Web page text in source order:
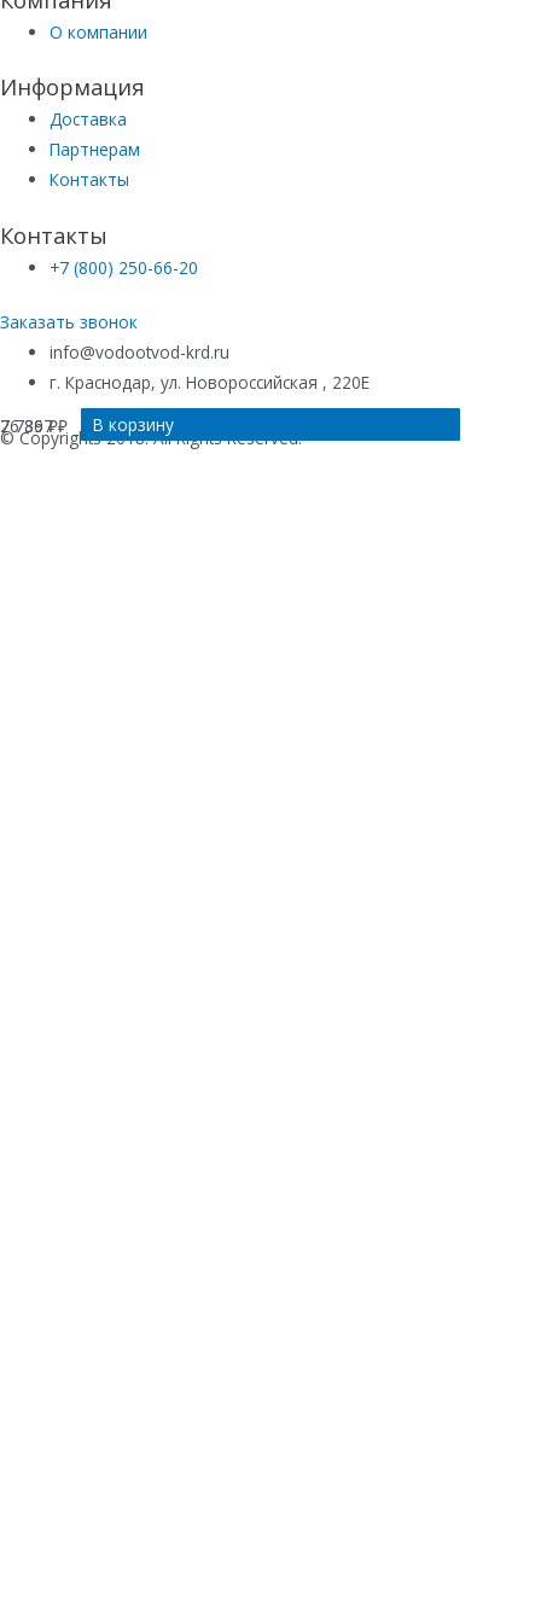
26 367₽ В корзину
Подробнее
Подробнее
7 789₽ В корзину
О компании
Информация
Доставка
Партнерам
Контакты
Контакты
+7 (800) 250-66-20
Заказать звонок
info@vodootvod-krd.ru
г. Краснодар, ул. Новороссийская , 220Е
© Copyrights 2018. All Rights Reserved.